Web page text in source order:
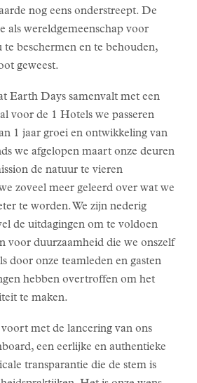
nog eens onderstreept. De
als wereldgemeenschap voor
te beschermen en te behouden,
geweest.
Earth Days samenvalt met een
voor de 1 Hotels we passeren
1 jaar groei en ontwikkeling van
we afgelopen maart onze deuren
de natuur te vieren
zoveel meer geleerd over wat we
te worden. We zijn nederig
de uitdagingen om te voldoen
voor duurzaamheid die we onszelf
door onze teamleden en gasten
hebben overtroffen om het
te maken.
voort met de lancering van ons
een eerlijke en authentieke
transparantie die de stem is